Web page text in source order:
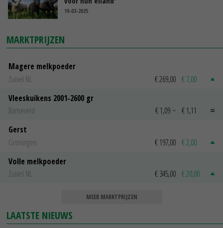
19-03-2025
MARKTPRIJZEN
Magere melkpoeder
Zuivel NL
€ 269,00 € 7,00
Vleeskuikens 2001-2600 gr
Barneveld
€ 1,09 ~ € 1,11
Gerst
Groningen
€ 197,00 € 2,00
Volle melkpoeder
Zuivel NL
€ 345,00 € 20,00
MEER MARKTPRIJZEN
LAATSTE NIEUWS